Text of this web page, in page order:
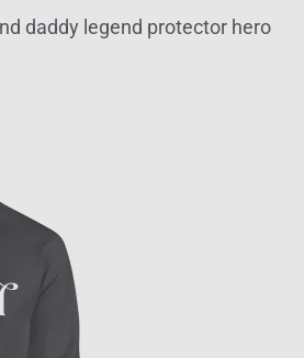
daddy legend protector hero